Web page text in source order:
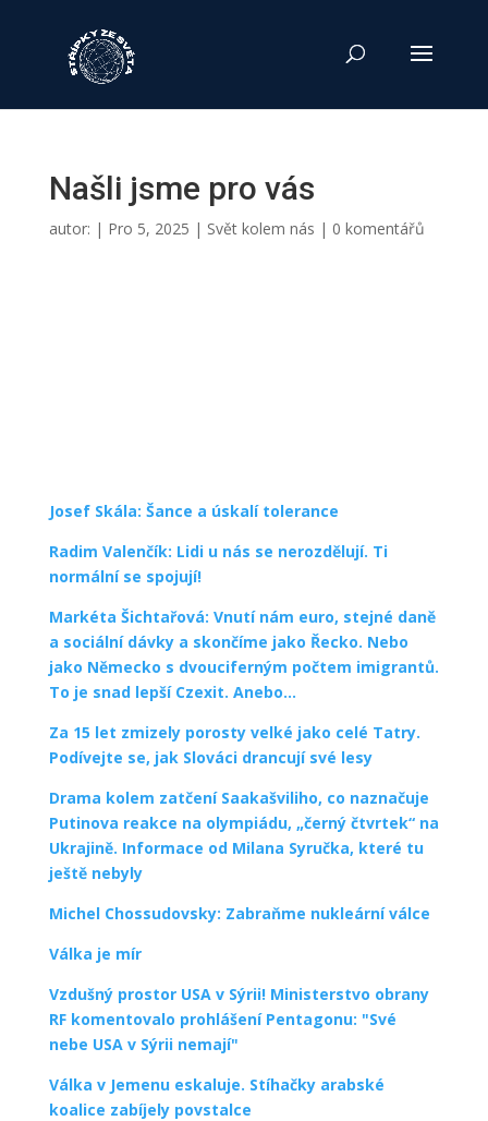
Našli jsme pro vás
autor: | Pro 5, 2025 | Svět kolem nás | 0 komentářů
Josef Skála: Šance a úskalí tolerance
Radim Valenčík: Lidi u nás se nerozdělují. Ti
normální se spojují!
Markéta Šichtařová: Vnutí nám euro, stejné daně
a sociální dávky a skončíme jako Řecko. Nebo
jako Německo s dvouciferným počtem imigrantů.
To je snad lepší Czexit. Anebo…
Za 15 let zmizely porosty velké jako celé Tatry.
Podívejte se, jak Slováci drancují své lesy
Drama kolem zatčení Saakašviliho, co naznačuje
Putinova reakce na olympiádu, „černý čtvrtek“ na
Ukrajině. Informace od Milana Syručka, které tu
ještě nebyly
Michel Chossudovsky: Zabraňme nukleární válce
Válka je mír
Vzdušný prostor USA v Sýrii! Ministerstvo obrany
RF komentovalo prohlášení Pentagonu: "Své
nebe USA v Sýrii nemají"
Válka v Jemenu eskaluje. Stíhačky arabské
koalice zabíjely povstalce